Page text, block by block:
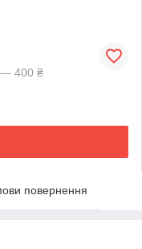
— 400 ₴
повернення